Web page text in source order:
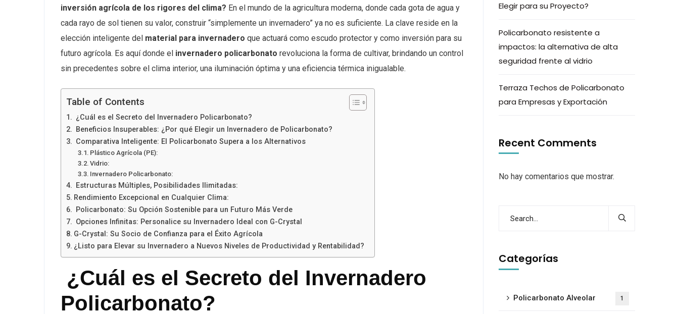
inversión agrícola de los rigores del clima? En el mundo de la agricultura moderna, donde cada gota de agua y
cada rayo de sol tienen su valor, construir “simplemente un invernadero” ya no es suficiente. La clave reside en la
elección inteligente del material para invernadero que actuará como escudo protector y como inversión para su
futuro agrícola. Es aquí donde el invernadero policarbonato revoluciona la forma de cultivar, brindando un control
sin precedentes sobre el clima interior, una iluminación óptima y una eficiencia térmica inigualable.
Table of Contents
¿Cuál es el Secreto del Invernadero Policarbonato?
Beneficios Insuperables: ¿Por qué Elegir un Invernadero de Policarbonato?
Comparativa Inteligente: El Policarbonato Supera a los Alternativos
Plástico Agrícola (PE):
Vidrio:
Invernadero Policarbonato:
Estructuras Múltiples, Posibilidades Ilimitadas:
Rendimiento Excepcional en Cualquier Clima:
Policarbonato: Su Opción Sostenible para un Futuro Más Verde
Opciones Infinitas: Personalice su Invernadero Ideal con G-Crystal
G-Crystal: Su Socio de Confianza para el Éxito Agrícola
¿Listo para Elevar su Invernadero a Nuevos Niveles de Productividad y Rentabilidad?
¿Cuál es el Secreto del Invernadero
Policarbonato?
Elegir para su Proyecto?
Policarbonato resistente a
impactos: la alternativa de alta
seguridad frente al vidrio
Terraza Techos de Policarbonato
para Empresas y Exportación
Recent Comments
No hay comentarios que mostrar.
Categorías
Policarbonato Alveolar 1